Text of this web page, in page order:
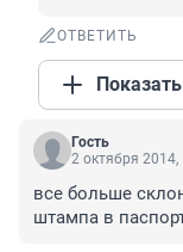
ОТВЕТИТЬ
Гость
2 октября 2014,
все больше
штампа в